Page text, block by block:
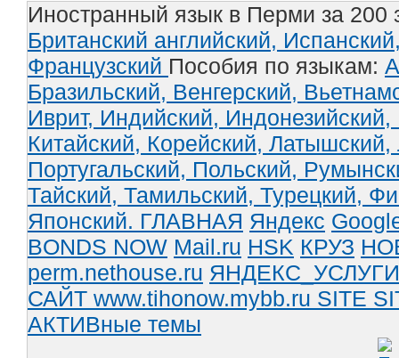
Иностранный язык в Перми за 200
Британский английский,
Французский Пособия по языкам:
Бразильский, Венгерский,
Иврит, Индийский, Индонезийский,
Китайский, Корейский, Латышский,
Португальский, Польский,
Тайский, Тамильский, Турецкий,
Японский. ГЛАВНАЯ Яндекс
BONDS NOW Mail.ru HSK КРУЗ
perm.nethouse.ru ЯНДЕКС_УСЛУГИ
САЙТ www.tihonow.mybb.ru SITE
АКТИВные темы